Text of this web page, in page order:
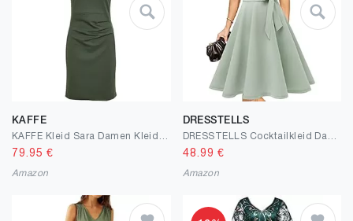
KAFFE
79.95 €
Amazon
DRESSTELLS
48.99 €
Amazon